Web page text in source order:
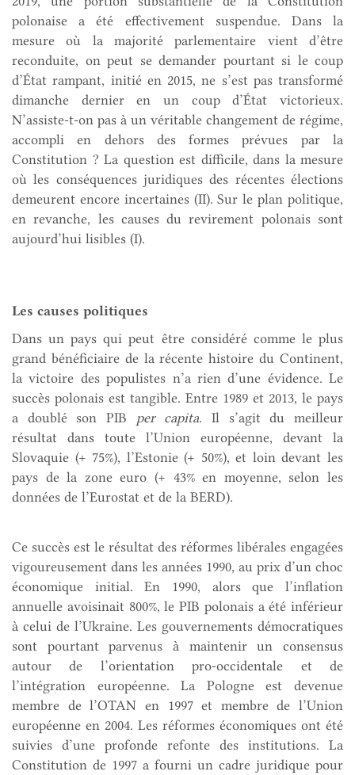
polonaise a été effectivement suspendue. Dans la
mesure où la majorité parlementaire vient d’être
reconduite, on peut se demander pourtant si le coup
d’État rampant, initié en 2015, ne s’est pas transformé
dimanche dernier en un coup d’État victorieux.
N’assiste-t-on pas à un véritable changement de régime,
accompli en dehors des formes prévues par la
Constitution ? La question est difficile, dans la mesure
où les conséquences juridiques des récentes élections
demeurent encore incertaines (II). Sur le plan politique,
en revanche, les causes du revirement polonais sont
aujourd’hui lisibles (I).
Les causes politiques
Dans un pays qui peut être considéré comme le plus
grand bénéficiaire de la récente histoire du Continent,
la victoire des populistes n’a rien d’une évidence. Le
succès polonais est tangible. Entre 1989 et 2013, le pays
a doublé son PIB per capita. Il s’agit du meilleur
résultat dans toute l’Union européenne, devant la
Slovaquie (+ 75%), l’Estonie (+ 50%), et loin devant les
pays de la zone euro (+ 43% en moyenne, selon les
données de l’Eurostat et de la BERD).
Ce succès est le résultat des réformes libérales engagées
vigoureusement dans les années 1990, au prix d’un choc
économique initial. En 1990, alors que l’inflation
annuelle avoisinait 800%, le PIB polonais a été inférieur
à celui de l’Ukraine. Les gouvernements démocratiques
sont pourtant parvenus à maintenir un consensus
autour de l’orientation pro-occidentale et de
l’intégration européenne. La Pologne est devenue
membre de l’OTAN en 1997 et membre de l’Union
européenne en 2004. Les réformes économiques ont été
suivies d’une profonde refonte des institutions. La
Constitution de 1997 a fourni un cadre juridique pour